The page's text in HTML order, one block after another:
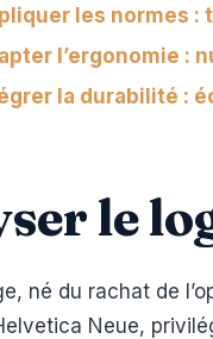
les normes :
l’ergonomie :
la durabilité :
le
né du rachat de
Neue,